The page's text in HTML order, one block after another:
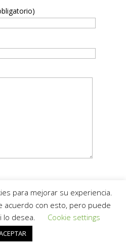
seorganico
para mejorar su experiencia.
acuerdo con esto, pero puede
lo desea.
Cookie settings